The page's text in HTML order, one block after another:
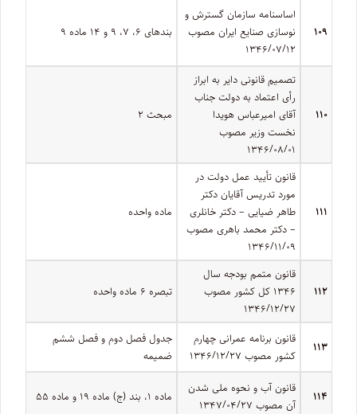
۱۰۹
اساسنامه سازمان گسترش و
نوسازی صنایع ایران مصوب
۱۳۴۶/۰۷/۱۲
بندهای ۶، ۷، ۹ و ۱۴ ماده ۹
۱۱۰
‌تصمیم قانونی دایر به ابراز
رأی اعتماد به دولت جناب
آقای امیرعباس هویدا
نخست وزیر مصوب
۱۳۴۶/۰۸/۰۱
مبحث ۲
۱۱۱
قانون تأیید عمل دولت در
مورد تدریس آقایان دکتر
طاهر ضیایی – دکتر خانلری
– دکتر محمد باهری مصوب
۱۳۴۶/۱۱/۰۹
ماده واحده
۱۱۲
قانون متمم بودجه سال
۱۳۴۶ کل کشور مصوب
۱۳۴۶/۱۲/۲۷
تبصره ۶ ماده واحده
۱۱۳
قانون برنامه عمرانی چهارم
کشور مصوب ۱۳۴۶/۱۲/۲۷
جدول فصل دوم و فصل ششم
ضمیمه
۱۱۴
قانون آب و نحوه ملی شدن
آن مصوب ۱۳۴۷/۰۴/۲۷
ماده ۱، بند (ج) ماده ۱۹ و ماده ۵۵